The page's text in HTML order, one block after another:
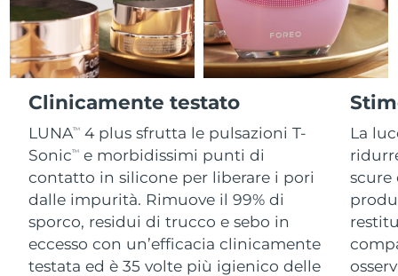
Clinicamente testato
LUNATM
4 plus sfrutta le pulsazioni T-
SonicTM
e morbidissimi punti di
contatto in silicone per liberare i pori
dalle impurità. Rimuove il 99% di
sporco, residui di trucco e sebo in
eccesso con un’efficacia clinicamente
testata ed è 35 volte più igienico delle
La
scure
For healthy hair
18% PAP
Cosmetici Uomini
Vedi tutto
APP FOREO
CHI SIAMO
Israele Consegna stimata 8/13/26
Italia Consegna stimata8/9/26
Giappone Consegna stimata 8/12/26
Jersey Consegna stimata 8/14/26
Kazakistan Consegna stimata
Kuwait Consegna stimata 8/9/26
Lettonia Consegna stimata 8/9/26